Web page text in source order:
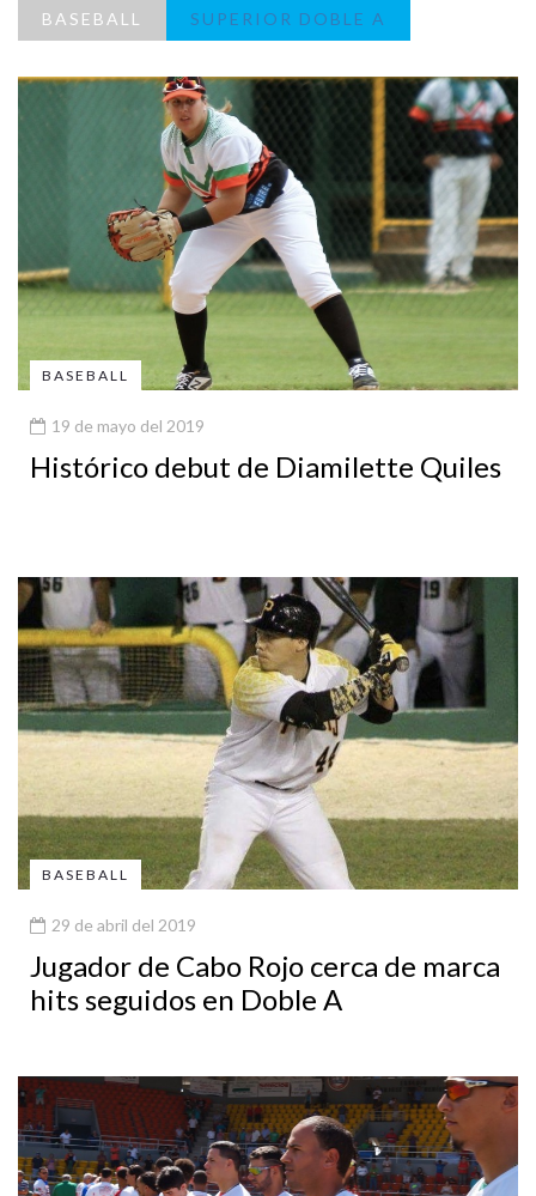
BASEBALL SUPERIOR DOBLE A
BASEBALL
19 de mayo del 2019
Histórico debut de Diamilette Quiles
BASEBALL
29 de abril del 2019
Jugador de Cabo Rojo cerca de marca
hits seguidos en Doble A